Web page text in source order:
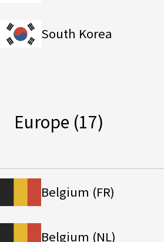
South Korea
Europe (17)
Belgium (FR)
Belgium (NL)